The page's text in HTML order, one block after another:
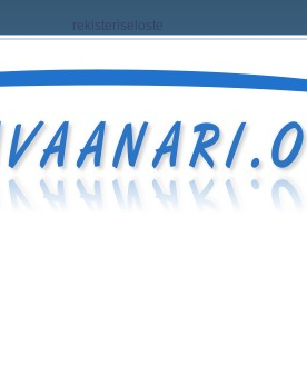
rekisteriseloste